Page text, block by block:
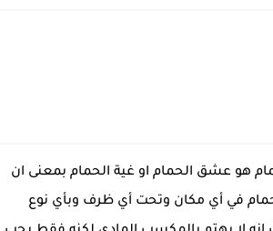
هو عشق الحمام او غية الحمام بمعنى ان
في أي مكان وتحت أي ظرف وبأي نوع